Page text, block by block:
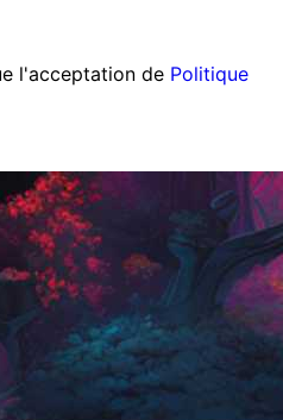
l'acceptation de Politique